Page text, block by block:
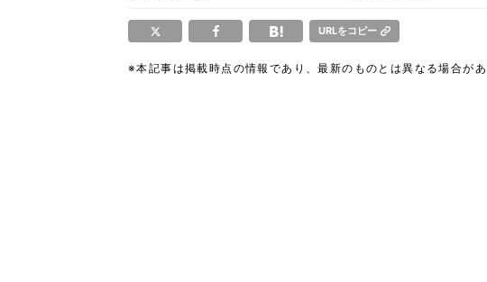
URLをコピー
※本記事は掲載時点の情報であり、最新のものとは異なる場合が